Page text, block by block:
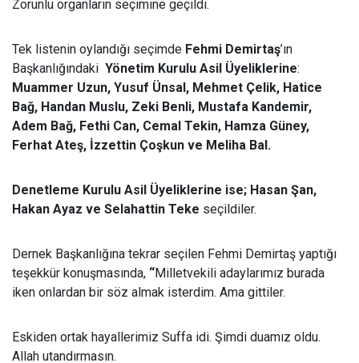
Zorunlu organların seçimine geçildi.
Tek listenin oylandığı seçimde Fehmi Demirtaş’ın
Başkanlığındaki Yönetim Kurulu Asil Üyeliklerine:
Muammer Uzun, Yusuf Ünsal, Mehmet Çelik, Hatice
Bağ, Handan Muslu, Zeki Benli, Mustafa Kandemir,
Adem Bağ, Fethi Can, Cemal Tekin, Hamza Güney,
Ferhat Ateş, İzzettin Çoşkun ve Meliha Bal.
Denetleme Kurulu Asil Üyeliklerine ise; Hasan Şan,
Hakan Ayaz ve Selahattin Teke seçildiler.
Dernek Başkanlığına tekrar seçilen Fehmi Demirtaş yaptığı
teşekkür konuşmasında, “Milletvekili adaylarımız burada
iken onlardan bir söz almak isterdim. Ama gittiler.
Eskiden ortak hayallerimiz Suffa idi. Şimdi duamız oldu.
Allah utandırmasın.